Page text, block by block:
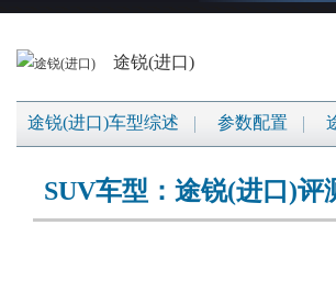
途锐(进口)
途锐(进口)车型综述 参数配置
SUV车型：途锐(进口)评